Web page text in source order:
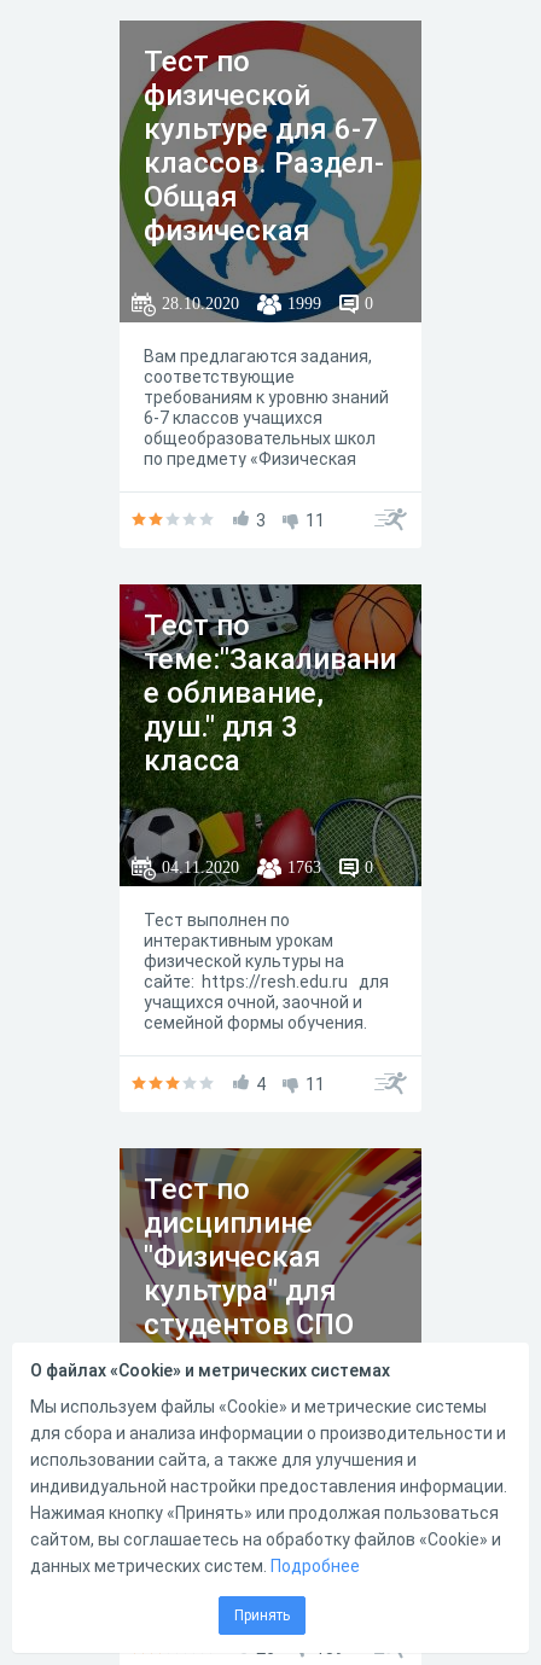
Тест по
физической
культуре для 6-7
классов. Раздел-
Общая
физическая
подготовка.
Развитие
ловкости и
координации
движений.
28.10.2020 1999 0
Вам предлагаются задания,
соответствующие
требованиям к уровню знаний
6-7 классов учащихся
общеобразовательных школ
по предмету «Физическая
3 11
Тест по
теме:"Закаливани
е обливание,
душ." для 3
класса
04.11.2020 1763 0
Тест выполнен по
интерактивным урокам
физической культуры на
сайте: https://resh.edu.ru для
учащихся очной, заочной и
семейной формы обучения.
4 11
Тест по
дисциплине
"Физическая
культура" для
студентов СПО
20.11.2020 45592 0
Тест по дисциплине
"Физическая культура"
предназначен для студентов
1-4 курсов образовательных
учреждений реализующих
О файлах «Cookie» и метрических системах
Мы используем файлы «Cookie» и метрические системы
для сбора и анализа информации о производительности и
использовании сайта, а также для улучшения и
индивидуальной настройки предоставления информации.
Нажимая кнопку «Принять» или продолжая пользоваться
сайтом, вы соглашаетесь на обработку файлов «Cookie» и
данных метрических систем. Подробнее
Принять